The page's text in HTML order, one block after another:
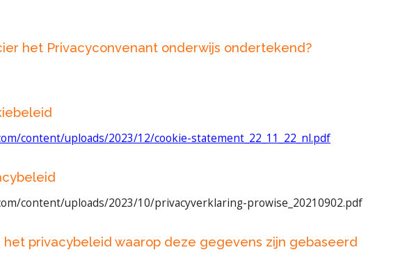
het Privacyconvenant onderwijs ondertekend?
content/uploads/2023/12/cookie-statement_22_11_22_nl.pdf
content/uploads/2023/10/privacyverklaring-prowise_20210902.pdf
privacybeleid waarop deze gegevens zijn gebaseerd